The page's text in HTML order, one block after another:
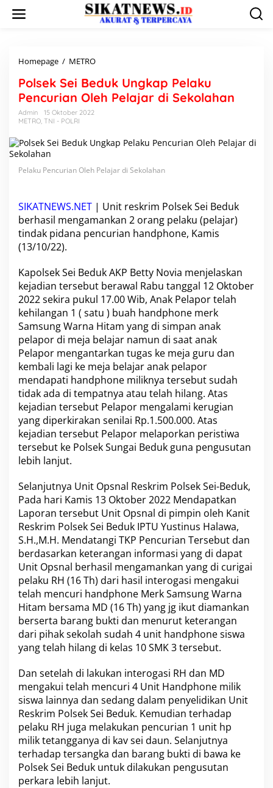
Homepage / METRO
l
s
e
i
e
k
U
n
g
p
P
e
l
a
k
u
P
e
n
c
u
r
i
a
n
O
P
e
l
a
j
a
r
d
i
S
e
k
o
l
a
h
n
Polsek Sei Beduk Ungkap Pelaku
Pencurian Oleh Pelajar di Sekolahan
Admin
15 Oktober 2022
METRO, TNI - POLRI
Pelaku Pencurian Oleh Pelajar di Sekolahan
SIKATNEWS.NET | Unit reskrim Polsek Sei Beduk
berhasil mengamankan 2 orang pelaku (pelajar)
tindak pidana pencurian handphone, Kamis
(13/10/22).
Kapolsek Sei Beduk AKP Betty Novia menjelaskan
kejadian tersebut berawal Rabu tanggal 12 Oktober
2022 sekira pukul 17.00 Wib, Anak Pelapor telah
kehilangan 1 ( satu ) buah handphone merk
Samsung Warna Hitam yang di simpan anak
pelapor di meja belajar namun di saat anak
Pelapor mengantarkan tugas ke meja guru dan
kembali lagi ke meja belajar anak pelapor
mendapati handphone miliknya tersebut sudah
tidak ada di tempatnya atau telah hilang. Atas
kejadian tersebut Pelapor mengalami kerugian
yang diperkirakan senilai Rp.1.500.000. Atas
kejadian tersebut Pelapor melaporkan peristiwa
tersebut ke Polsek Sungai Beduk guna pengusutan
lebih lanjut.
Selanjutnya Unit Opsnal Reskrim Polsek Sei-Beduk,
Pada hari Kamis 13 Oktober 2022 Mendapatkan
Laporan tersebut Unit Opsnal di pimpin oleh Kanit
Reskrim Polsek Sei Beduk IPTU Yustinus Halawa,
S.H.,M.H. Mendatangi TKP Pencurian Tersebut dan
berdasarkan keterangan informasi yang di dapat
Unit Opsnal berhasil mengamankan yang di curigai
pelaku RH (16 Th) dari hasil interogasi mengakui
telah mencuri handphone Merk Samsung Warna
Hitam bersama MD (16 Th) yang jg ikut diamankan
berserta barang bukti dan menurut keterangan
dari pihak sekolah sudah 4 unit handphone siswa
yang telah hilang di kelas 10 SMK 3 tersebut.
Dan setelah di lakukan interogasi RH dan MD
mengakui telah mencuri 4 Unit Handphone milik
siswa lainnya dan sedang dalam penyelidikan Unit
Reskrim Polsek Sei Beduk. Kemudian terhadap
pelaku RH juga melakukan pencurian 1 unit hp
milik tetangganya di kav sei daun. Selanjutnya
terhadap tersangka dan barang bukti di bawa ke
Polsek Sei Beduk untuk dilakukan pengusutan
perkara lebih lanjut.